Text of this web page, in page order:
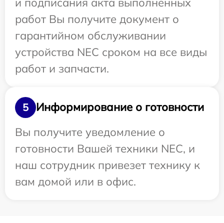
работ Вы получите документ о
гарантийном обслуживании
устройства NEC сроком на все виды
работ и запчасти.
5
Информирование о готовности
Вы получите уведомление о
готовности Вашей техники NEC, и
наш сотрудник привезет технику к
вам домой или в офис.